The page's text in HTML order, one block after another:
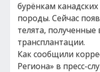
бурёнкам
породы. Сейчас
телята, полученные
трансплантации.
Как сообщили
Региона» в пресс-